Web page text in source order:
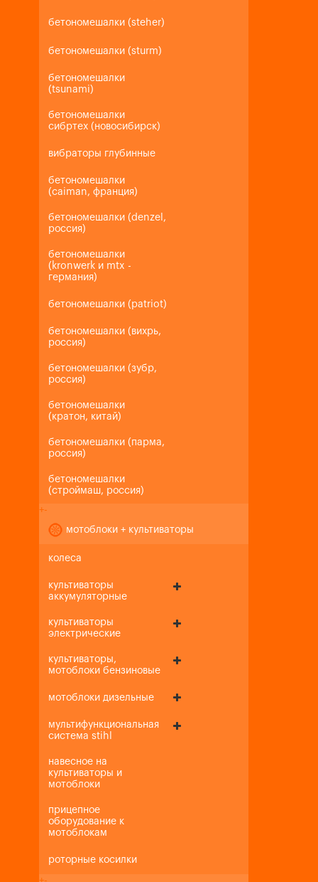
бетономешалки (steher)
бетономешалки (sturm)
бетономешалки
(tsunami)
бетономешалки
сибртех (новосибирск)
вибраторы глубинные
бетономешалки
(caiman, франция)
бетономешалки (denzel,
россия)
бетономешалки
(kronwerk и mtx -
германия)
бетономешалки (patriot)
бетономешалки (вихрь,
россия)
бетономешалки (зубр,
россия)
бетономешалки
(кратон, китай)
бетономешалки (парма,
россия)
бетономешалки
(строймаш, россия)
+-
мотоблоки + культиваторы
колеса
культиваторы
аккумуляторные
культиваторы
электрические
культиваторы,
мотоблоки бензиновые
мотоблоки дизельные
мультифункциональная
система stihl
навесное на
культиваторы и
мотоблоки
прицепное
оборудование к
мотоблокам
роторные косилки